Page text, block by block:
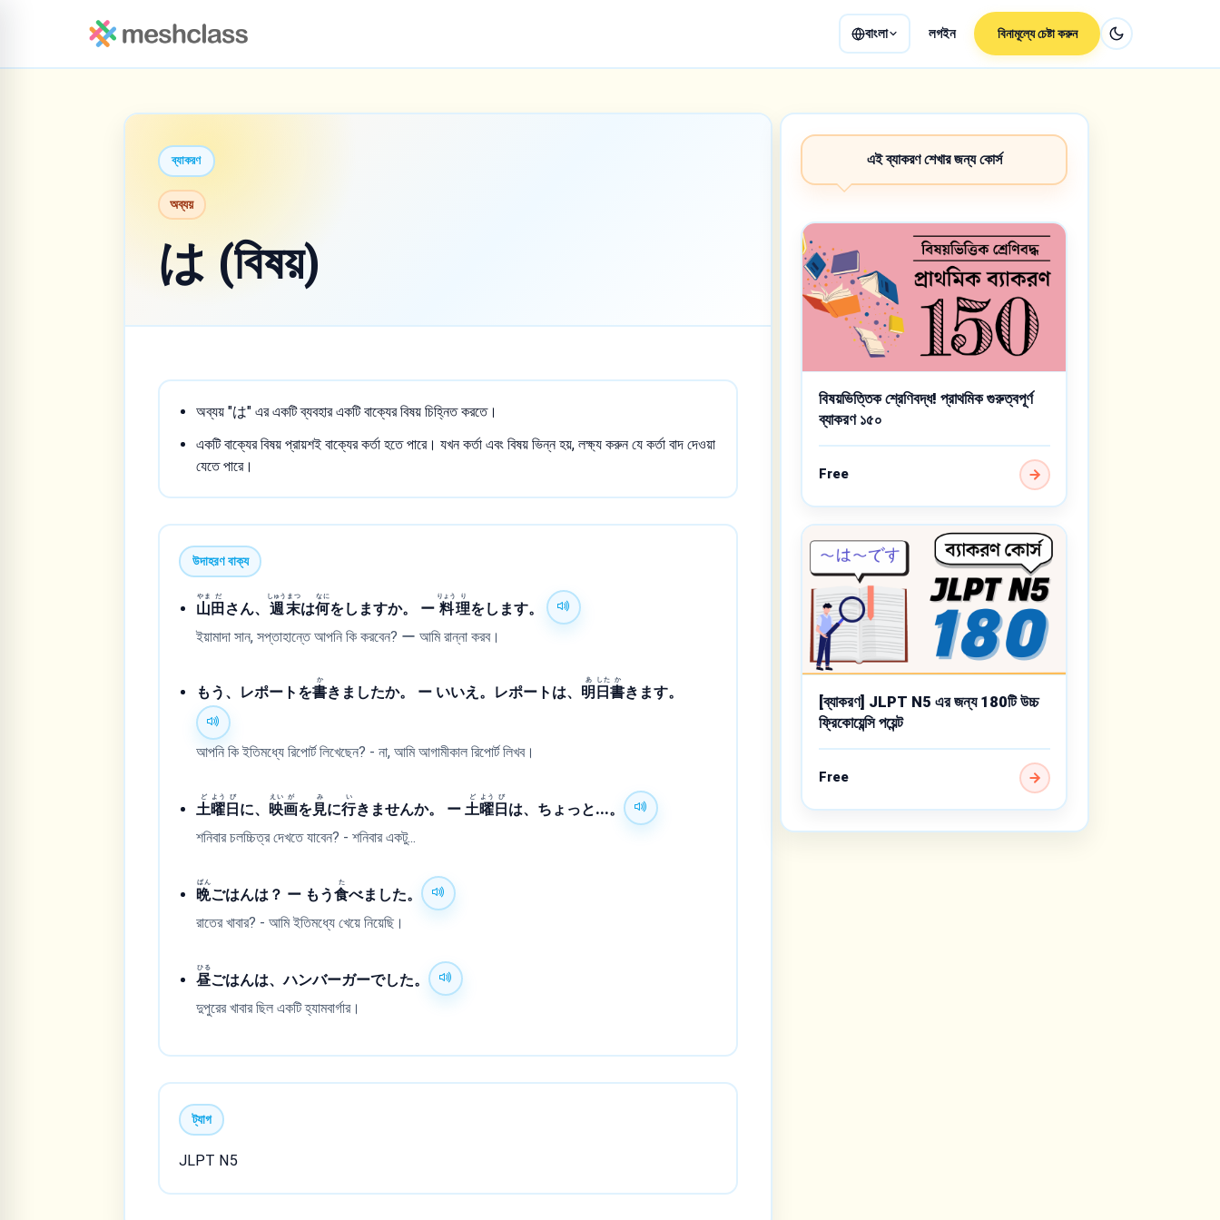
বাংলা লগইন বিনামূল্যে চেষ্টা করুন
ব্যাকরণ
অব্যয়
は (বিষয়)
অব্যয় "は" এর একটি ব্যবহার একটি বাক্যের বিষয় চিহ্নিত করতে।
একটি বাক্যের বিষয় প্রায়শই বাক্যের কর্তা হতে পারে। যখন কর্তা এবং বিষয় ভিন্ন হয়, লক্ষ্য করুন যে কর্তা বাদ দেওয়া
যেতে পারে।
উদাহরণ বাক্য
山
やま
田
だ
さん、 週
しゅう
末
まつ
は何
なに
をしますか。 ー 料
りょう
理
り
をします。
ইয়ামাদা সান, সপ্তাহান্তে আপনি কি করবেন? ー আমি রান্না করব।
もう、レポートを書
か
きましたか。 ー いいえ。レポートは、 明
あ
日
した
書
か
きます。
আপনি কি ইতিমধ্যে রিপোর্ট লিখেছেন? - না, আমি আগামীকাল রিপোর্ট লিখব।
土
ど
曜
よう
日
び
に、 映
えい
画
が
を見
み
に行
い
きませんか。 ー土
ど
曜
よう
日
び
は、ちょっと...。
শনিবার চলচ্চিত্র দেখতে যাবেন? - শনিবার একটু...
晩
ばん
ごはんは？ ー もう食
た
べました。
রাতের খাবার? - আমি ইতিমধ্যে খেয়ে নিয়েছি।
昼
ひる
ごはんは、ハンバーガーでした。
দুপুরের খাবার ছিল একটি হ্যামবার্গার।
ট্যাগ
JLPT N5
এই ব্যাকরণ শেখার জন্য কোর্স
বিষয়ভিত্তিক শ্রেণিবদ্ধ! প্রাথমিক গুরুত্বপূর্ণ
ব্যাকরণ ১৫০
Free
[ব্যাকরণ] JLPT N5 এর জন্য 180টি উচ্চ
ফ্রিকোয়েন্সি পয়েন্ট
Free